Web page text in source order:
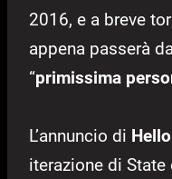
2016, e a breve
appena passerà
“primissima
L’annuncio di
iterazione di